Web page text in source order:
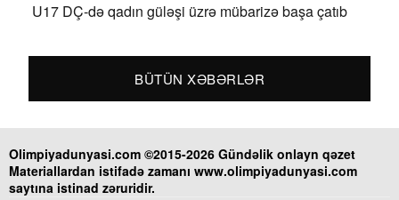
U17 DÇ-də qadın güləşi üzrə mübarizə başa çatıb
BÜTÜN XƏBƏRLƏR
Olimpiyadunyasi.com ©2015-2026 Gündəlik onlayn qəzet
Materiallardan istifadə zamanı www.olimpiyadunyasi.com
saytına istinad zəruridir.